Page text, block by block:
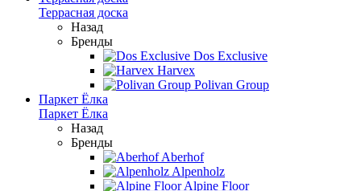
Террасная доска
Назад
Бренды
Dos Exclusive
Harvex
Polivan Group
Паркет Ёлка
Паркет Ёлка
Назад
Бренды
Aberhof
Alpenholz
Alpine Floor